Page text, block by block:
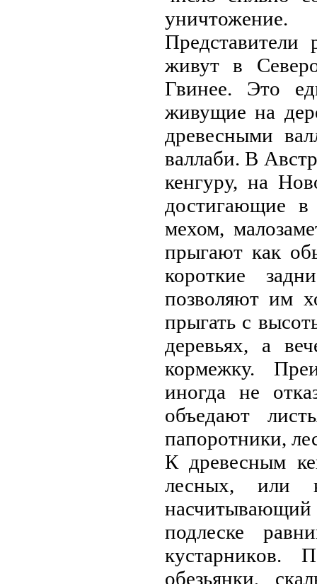
уничтожение.
Представители
живут в
Гвинее. Это
живущие на
древесными
валлаби. В
кенгуру, на
достигающие
мехом,
прыгают как
короткие
позволяют им
прыгать с
деревьях, а
кормежку.
иногда не
объедают
папоротники,
К древесным
лесных, или
подлеске
кустарникoв.
обезьянки,